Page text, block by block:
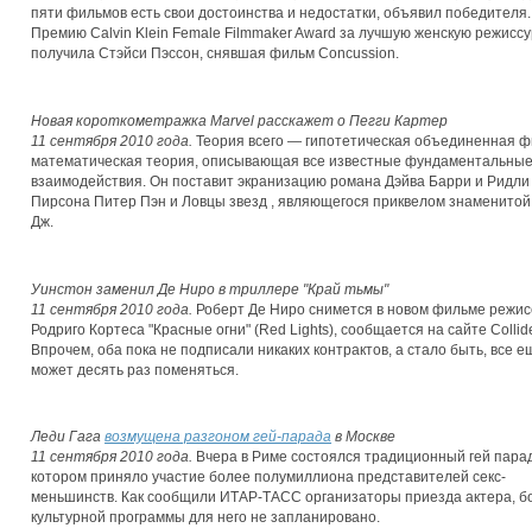
пяти фильмов есть свои достоинства и недостатки, объявил победителя.
Премию Calvin Klein Female Filmmaker Award за лучшую женскую
получила Стэйси Пэссон, снявшая фильм Concussion.
Новая короткометражка Marvel расскажет о Пегги Картер
11 сентября 2010 года. Теория всего — гипотетическая объединенная
математическая теория, описывающая все известные
взаимодействия. Он поставит экранизацию романа Дэйва Барри и Ридли
Пирсона Питер Пэн и Ловцы звезд , являющегося приквелом знаменитой
Дж.
Уинстон заменил Де Ниро в триллере "Край тьмы"
11 сентября 2010 года. Роберт Де Ниро снимется в новом фильме
Родриго Кортеса "Красные огни" (Red Lights), сообщается на сайте
Впрочем, оба пока не подписали никаких контрактов, а стало быть, все
может десять раз поменяться.
Леди Гагавозмущена разгоном гей-парада в Москве
11 сентября 2010 года. Вчера в Риме состоялся традиционный гей
котором приняло участие более полумиллиона представителей секс-
меньшинств. Как сообщили ИТАР-ТАСС организаторы приезда актера,
культурной программы для него не запланировано.